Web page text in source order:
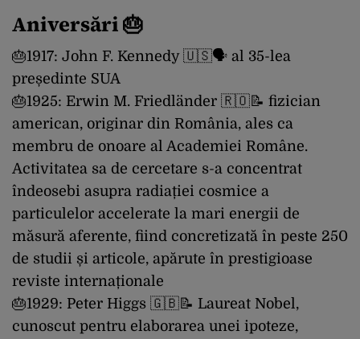
Aniversări 🎂
🎂1917: John F. Kennedy 🇺🇸🗣 al 35-lea
președinte SUA
🎂1925: Erwin M. Friedländer 🇷🇴📝 fizician
american, originar din România, ales ca
membru de onoare al Academiei Române.
Activitatea sa de cercetare s-a concentrat
îndeosebi asupra radiației cosmice a
particulelor accelerate la mari energii de
măsură aferente, fiind concretizată în peste 250
de studii și articole, apărute în prestigioase
reviste internaționale
🎂1929: Peter Higgs 🇬🇧📝 Laureat Nobel,
cunoscut pentru elaborarea unei ipoteze,